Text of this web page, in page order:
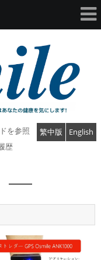
繁中版 English
を参照
歴